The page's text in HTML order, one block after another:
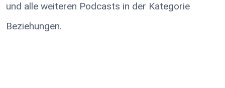
und alle weiteren Podcasts in der Kategorie
Beziehungen.